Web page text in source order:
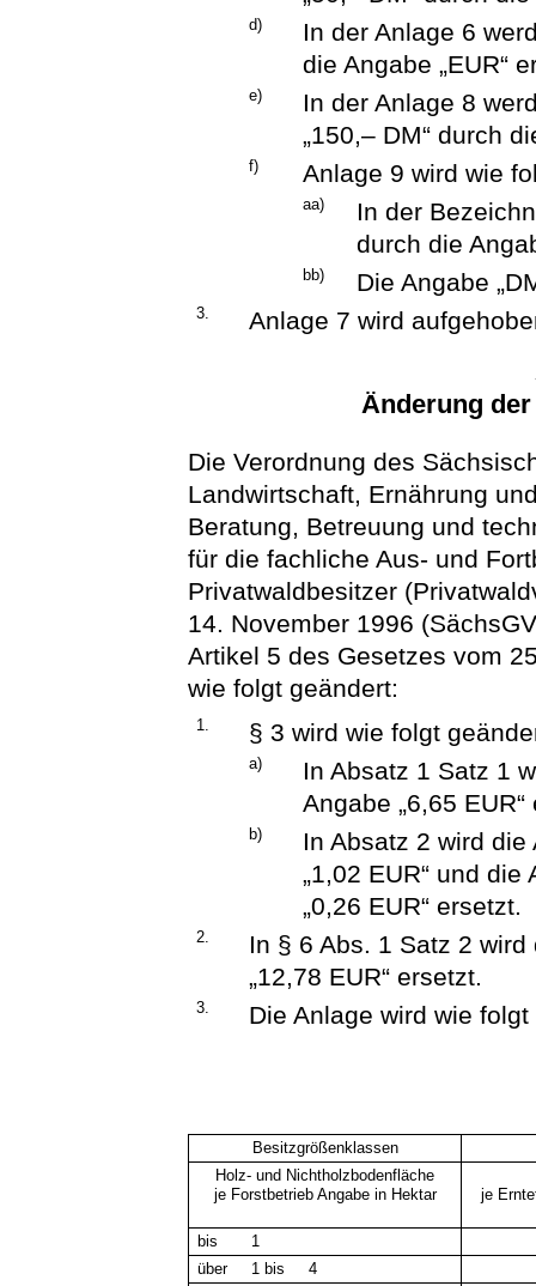
d)
In der Anlage 6
die Angabe „EUR“
e)
In der Anlage 8
„150,– DM“ durch
f) Anlage 9 wird wie
aa)
In der
durch die
bb) Die Angabe
3. Anlage 7 wird
Änderung
Die Verordnung des
Landwirtschaft, Ernährung
Beratung, Betreuung und
für die fachliche Aus- und
Privatwaldbesitzer
14. November 1996
Artikel 5 des Gesetzes vom
wie folgt geändert:
1. § 3 wird wie folgt
a)
In Absatz 1 Satz 1
Angabe „6,65
b)
In Absatz 2 wird die
„1,02 EUR“ und die
„0,26 EUR“ ersetzt.
2.
In § 6 Abs. 1 Satz 2 wird
„12,78 EUR“ ersetzt.
3. Die Anlage wird wie
Besitzgrößenklassen
Holz- und Nichtholzbodenfläche
je Forstbetrieb Angabe in Hektar
je
bis 1
über 1 bis 4